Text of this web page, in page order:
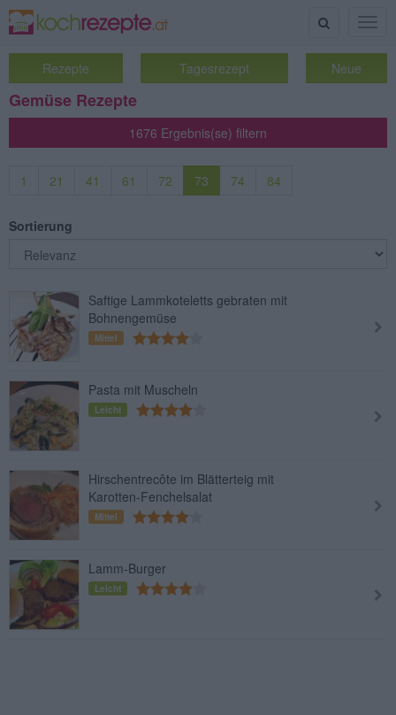
Suche
Rezepte Tagesrezept Neue
Gemüse Rezepte
1676 Ergebnis(se) filtern
1 21 41 61 72 73 74 84
Sortierung
Saftige Lammkoteletts gebraten mit
Bohnengemüse
Mittel
Pasta mit Muscheln
Leicht
Hirschentrecôte im Blätterteig mit
Karotten-Fenchelsalat
Mittel
Lamm-Burger
Leicht